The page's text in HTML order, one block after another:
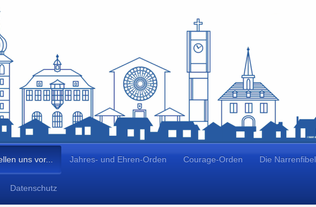
uns vor... Jahres- und Ehren-Orden Courage-Orden Die Narrenfibel
Datenschutz